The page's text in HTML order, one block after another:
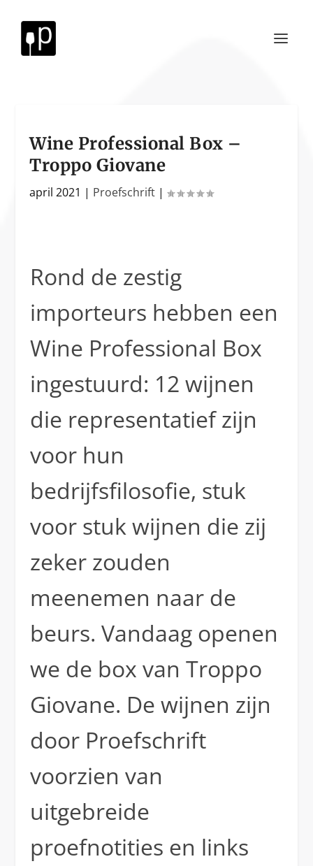
Wine Professional Box –
Troppo Giovane
april 2021 | Proefschrift |
Rond de zestig
importeurs hebben een
Wine Professional Box
ingestuurd: 12 wijnen
die representatief zijn
voor hun
bedrijfsfilosofie, stuk
voor stuk wijnen die zij
zeker zouden
meenemen naar de
beurs. Vandaag openen
we de box van Troppo
Giovane. De wijnen zijn
door Proefschrift
voorzien van
uitgebreide
proefnotities en links